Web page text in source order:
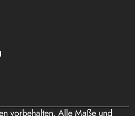
vorbehalten. Alle Maße und